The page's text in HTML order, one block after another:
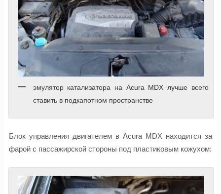
эмулятор катализатора на Acura MDX лучше всего
ставить в подкапотном пространстве
Блок управления двигателем в Acura MDX находится за
фарой с пассажирской стороны под пластиковым кожухом: